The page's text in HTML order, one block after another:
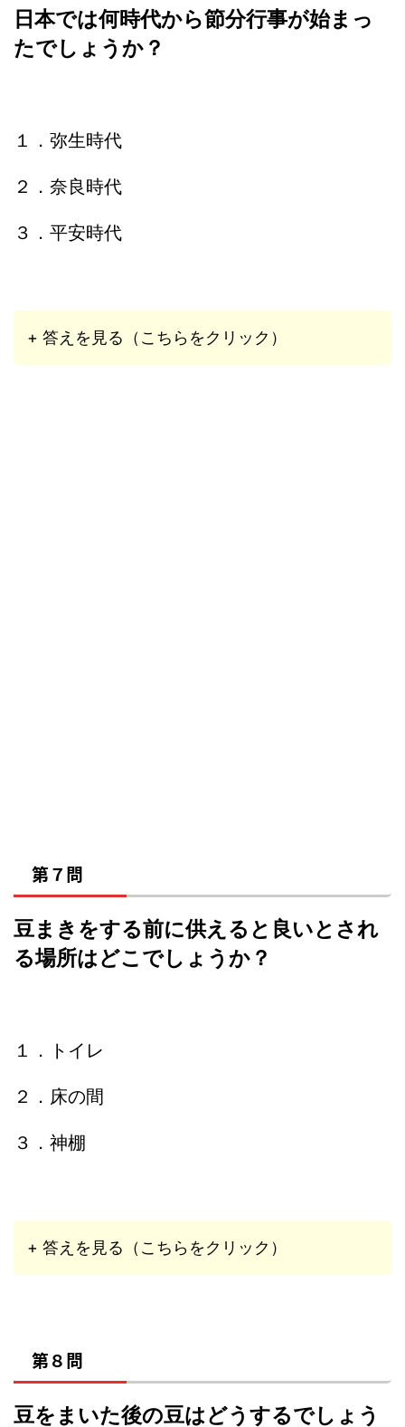
日本では何時代から節分行事が始まっ
たでしょうか？
１．弥生時代
２．奈良時代
３．平安時代
+ 答えを見る（こちらをクリック）
第７問
豆まきをする前に供えると良いとされ
る場所はどこでしょうか？
１．トイレ
２．床の間
３．神棚
+ 答えを見る（こちらをクリック）
第８問
豆をまいた後の豆はどうするでしょう